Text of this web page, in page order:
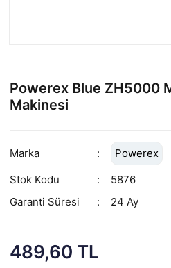
Powerex Blue ZH5000
Makinesi
Marka
Powerex
Stok Kodu
5876
Garanti Süresi
24 Ay
489,60 TL